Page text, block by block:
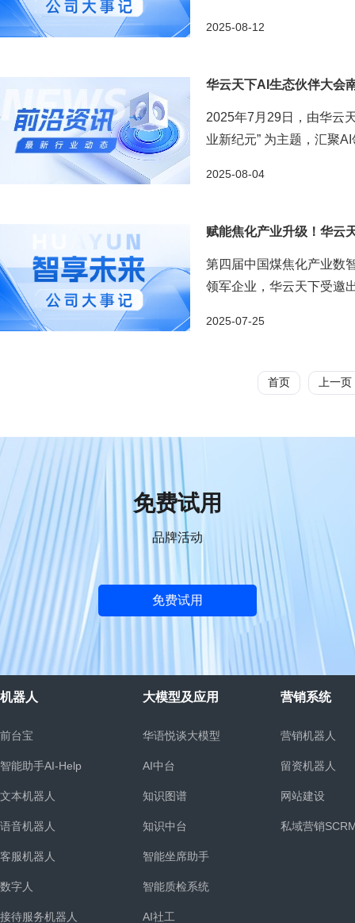
2025-08-12
华云天下AI生态伙伴大会
2025年7月29日，由华云
业新纪元” 为主题，汇聚
2025-08-04
赋能焦化产业升级！华云
第四届中国煤焦化产业数
领军企业，华云天下受邀
2025-07-25
首页 上一页
免费试用
品牌活动
免费试用
机器人
前台宝
智能助手AI-Help
文本机器人
语音机器人
客服机器人
数字人
接待服务机器人
大模型及应用
华语悦谈大模型
AI中台
知识图谱
知识中台
智能坐席助手
智能质检系统
AI社工
营销系统
营销机器人
留资机器人
网站建设
私域营销